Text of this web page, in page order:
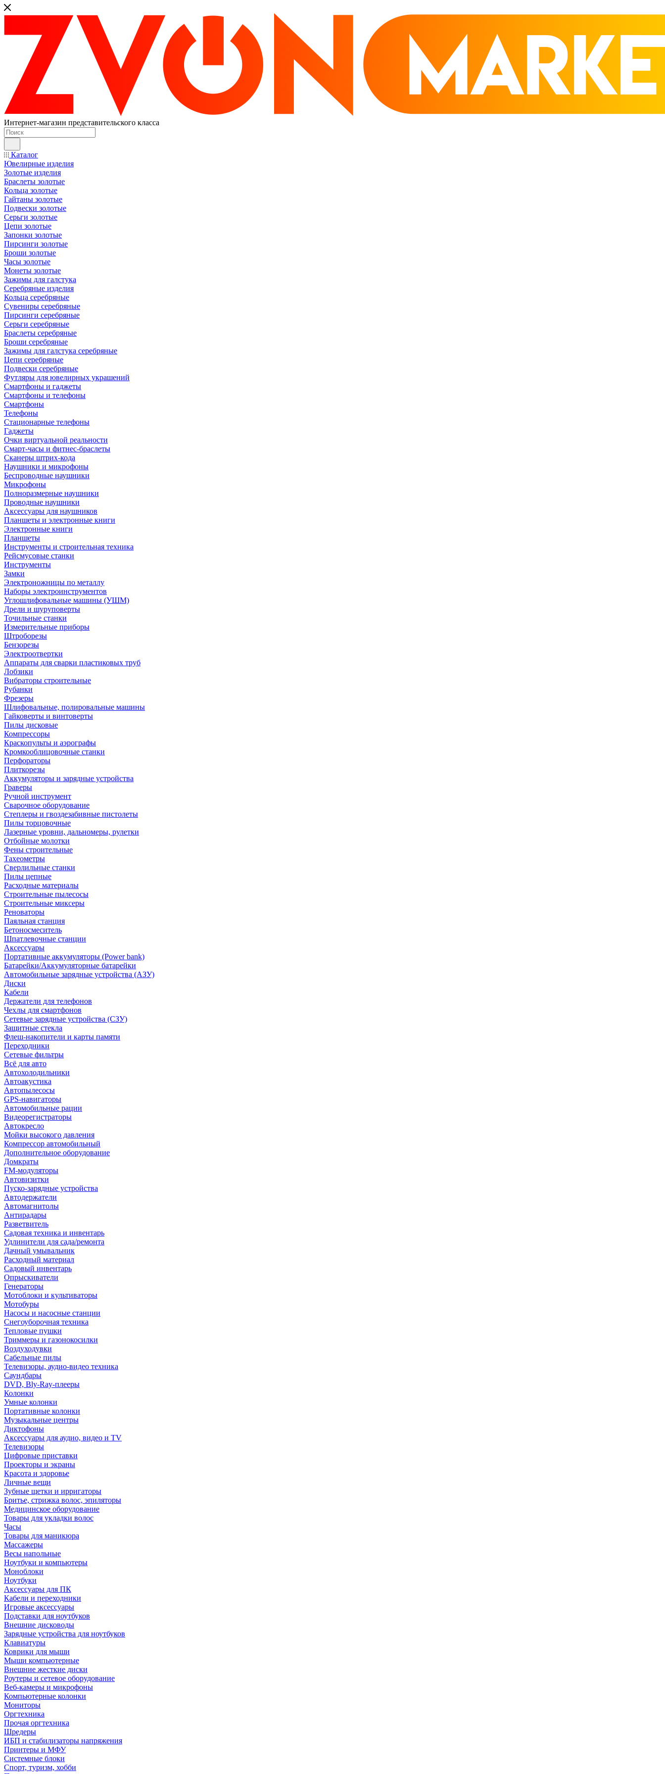
Интернет-магазин представительского класса
Каталог
Ювелирные изделия
Золотые изделия
Браслеты золотые
Кольца золотые
Гайтаны золотые
Подвески золотые
Серьги золотые
Цепи золотые
Запонки золотые
Пирсинги золотые
Броши золотые
Часы золотые
Монеты золотые
Зажимы для галстука
Серебряные изделия
Кольца серебряные
Сувениры серебряные
Пирсинги серебряные
Серьги серебряные
Браслеты серебряные
Броши серебряные
Зажимы для галстука серебряные
Цепи серебряные
Подвески серебряные
Футляры для ювелирных украшений
Смартфоны и гаджеты
Смартфоны и телефоны
Смартфоны
Телефоны
Стационарные телефоны
Гаджеты
Очки виртуальной реальности
Смарт-часы и фитнес-браслеты
Сканеры штрих-кода
Наушники и микрофоны
Беспроводные наушники
Микрофоны
Полноразмерные наушники
Проводные наушники
Аксессуары для наушников
Планшеты и электронные книги
Электронные книги
Планшеты
Инструменты и строительная техника
Рейсмусовые станки
Инструменты
Замки
Электроножницы по металлу
Наборы электроинструментов
Углошлифовальные машины (УШМ)
Дрели и шуруповерты
Точильные станки
Измерительные приборы
Штроборезы
Бензорезы
Электроотвертки
Аппараты для сварки пластиковых труб
Лобзики
Вибраторы строительные
Рубанки
Фрезеры
Шлифовальные, полировальные машины
Гайковерты и винтоверты
Пилы дисковые
Компрессоры
Краскопульты и аэрографы
Кромкооблицовочные станки
Перфораторы
Плиткорезы
Аккумуляторы и зарядные устройства
Граверы
Ручной инструмент
Сварочное оборудование
Степлеры и гвоздезабивные пистолеты
Пилы торцовочные
Лазерные уровни, дальномеры, рулетки
Отбойные молотки
Фены строительные
Тахеометры
Сверлильные станки
Пилы цепные
Расходные материалы
Строительные пылесосы
Строительные миксеры
Реноваторы
Паяльная станция
Бетоносмеситель
Шпатлевочные станции
Аксессуары
Портативные аккумуляторы (Power bank)
Батарейки/Аккумуляторные батарейки
Автомобильные зарядные устройства (АЗУ)
Диски
Кабели
Держатели для телефонов
Чехлы для смартфонов
Сетевые зарядные устройства (СЗУ)
Защитные стекла
Флеш-накопители и карты памяти
Переходники
Сетевые фильтры
Всё для авто
Автохолодильники
Автоакустика
Автопылесосы
GPS-навигаторы
Автомобильные рации
Видеорегистраторы
Автокресло
Мойки высокого давления
Компрессор автомобильный
Дополнительное оборудование
Домкраты
FM-модуляторы
Автовизитки
Пуско-зарядные устройства
Автодержатели
Автомагнитолы
Антирадары
Разветвитель
Садовая техника и инвентарь
Удлинители для сада/ремонта
Дачный умывальник
Расходный материал
Садовый инвентарь
Опрыскиватели
Генераторы
Мотоблоки и культиваторы
Мотобуры
Насосы и насосные станции
Снегоуборочная техника
Тепловые пушки
Триммеры и газонокосилки
Воздуходувки
Сабельные пилы
Телевизоры, аудио-видео техника
Саундбары
DVD, Bly-Ray-плееры
Колонки
Умные колонки
Портативные колонки
Музыкальные центры
Диктофоны
Аксессуары для аудио, видео и TV
Телевизоры
Цифровые приставки
Проекторы и экраны
Красота и здоровье
Личные вещи
Зубные щетки и ирригаторы
Бритье, стрижка волос, эпиляторы
Медицинское оборудование
Товары для укладки волос
Часы
Товары для маникюра
Массажеры
Весы напольные
Ноутбуки и компьютеры
Моноблоки
Ноутбуки
Аксессуары для ПК
Кабели и переходники
Игровые аксессуары
Подставки для ноутбуков
Внешние дисководы
Зарядные устройства для ноутбуков
Клавиатуры
Коврики для мыши
Мыши компьютерные
Внешние жесткие диски
Роутеры и сетевое оборудование
Веб-камеры и микрофоны
Компьютерные колонки
Мониторы
Оргтехника
Прочая оргтехника
Шредеры
ИБП и стабилизаторы напряжения
Принтеры и МФУ
Системные блоки
Спорт, туризм, хобби